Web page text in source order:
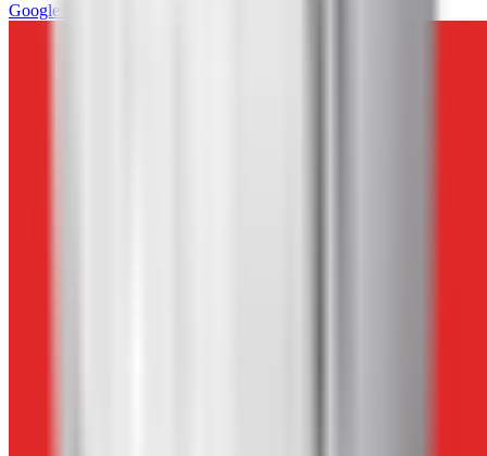
Google News